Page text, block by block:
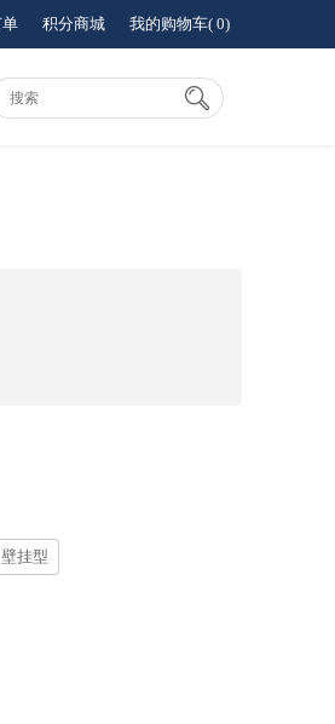
积分商城 我的购物车( 0)
挂型